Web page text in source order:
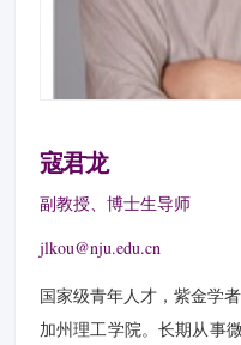
寇君龙
副教授、博士生导师
jlkou@nju.edu.cn
国家级青年人才，紫金学
加州理工学院。长期从事